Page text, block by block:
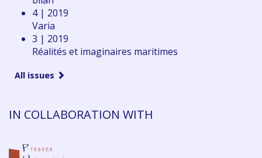
4 | 2019
Varia
3 | 2019
Réalités et imaginaires maritimes
All issues
IN COLLABORATION WITH